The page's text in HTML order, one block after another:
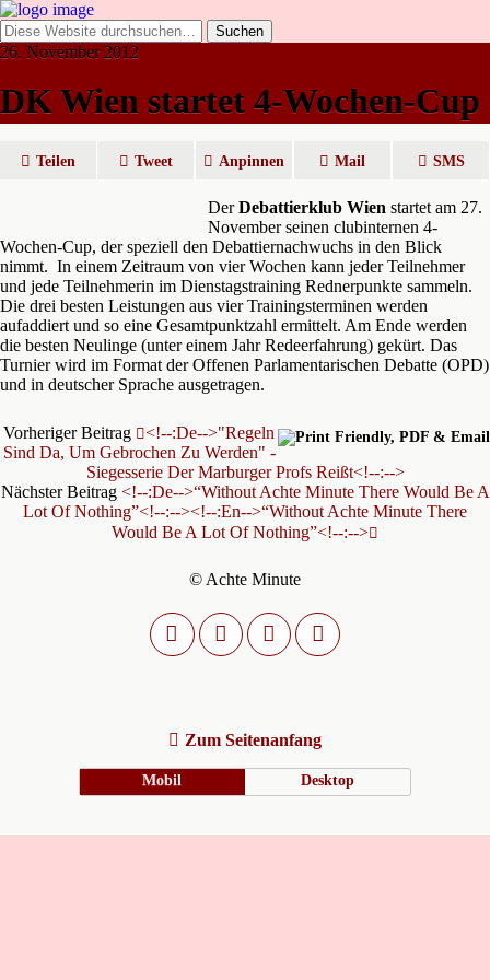
26. November 2012
DK Wien startet 4-Wochen-Cup
Teilen Tweet Anpinnen Mail SMS
DerDebattierklub Wien startet am 27.
November seinen clubinternen 4-
Wochen-Cup, der speziell den Debattiernachwuchs in den Blick
nimmt. In einem Zeitraum von vier Wochen kann jeder Teilnehmer
und jede Teilnehmerin im Dienstagstraining Rednerpunkte sammeln.
Die drei besten Leistungen aus vier Trainingsterminen werden
aufaddiert und so eine Gesamtpunktzahl ermittelt. Am Ende werden
die besten Neulinge (unter einem Jahr Redeerfahrung) gekürt. Das
Turnier wird im Format der Offenen Parlamentarischen Debatte (OPD)
und in deutscher Sprache ausgetragen.
Vorheriger Beitrag
<!--:de-->"Regeln
Sind Da, Um Gebrochen Zu Werden" -
Siegesserie Der Marburger Profs Reißt<!--:-->
Nächster Beitrag <!--:de-->“Without Achte Minute There Would Be A
Lot Of Nothing”<!--:--><!--:en-->“Without Achte Minute There
Would Be A Lot Of Nothing”<!--:-->
© Achte Minute
Zum Seitenanfang
Mobil Desktop